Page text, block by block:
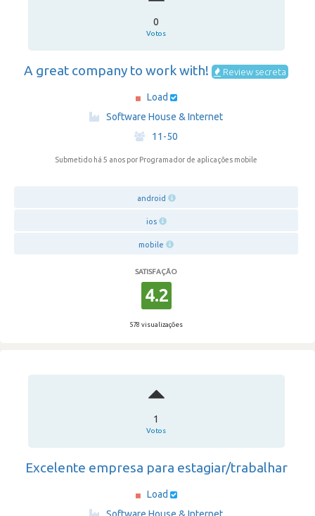
0
Votos
A great company to work with! Review secreta
Load
Software House & Internet
·
11-50
Submetido há 5 anos por Programador de aplicações mobile
android
ios
mobile
SATISFAÇÃO
4.2
578 visualizações
1
Votos
Excelente empresa para estagiar/trabalhar
Load